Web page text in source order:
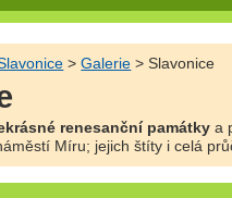
>Galerie > Slavonice
renesanční památkya
Míru; jejich štíty i celá